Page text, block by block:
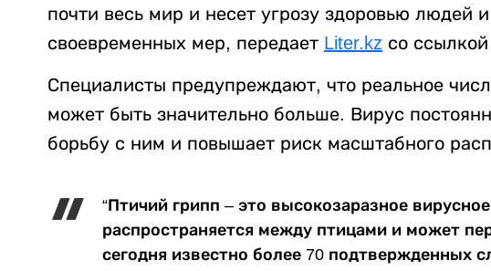
почти весь мир и несет угрозу здоровью людей
своевременных мер, передает Liter.kz со
Специалисты предупреждают, что реальное
может быть значительно больше. Вирус
борьбу с ним и повышает риск масштабного
“Птичий грипп – это высокозаразное
распространяется между птицами и может
сегодня известно более 70 подтвержденных